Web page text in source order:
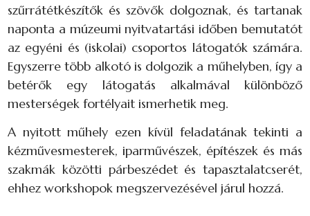
szűrrátétkészítők és szövők dolgoznak, és tartanak
naponta a múzeumi nyitvatartási időben bemutatót
az egyéni és (iskolai) csoportos látogatók számára.
Egyszerre több alkotó is dolgozik a műhelyben, így a
betérők egy látogatás alkalmával különböző
mesterségek fortélyait ismerhetik meg.
A nyitott műhely ezen kívül feladatának tekinti a
kézművesmesterek, iparművészek, építészek és más
szakmák közötti párbeszédet és tapasztalatcserét,
ehhez workshopok megszervezésével járul hozzá.